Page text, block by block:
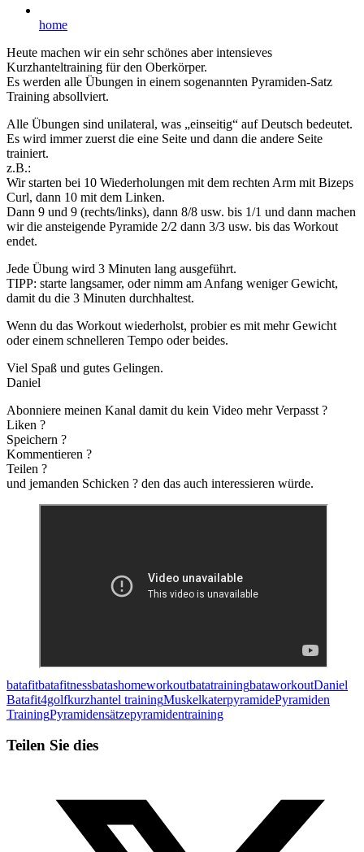
home
Heute machen wir ein sehr schönes aber intensieves
Kurzhanteltraining für den Oberkörper.
Es werden alle Übungen in einem sogenannten Pyramiden-Satz
Training absollviert.
Alle Übungen sind unilateral, was „einseitig“ auf Deutsch bedeutet.
Es wird immer zuerst die eine Seite und dann die andere Seite
trainiert.
z.B.:
Wir starten bei 10 Wiederholungen mit dem rechten Arm mit Bizeps
Curl, dann 10 mit dem Linken.
Dann 9 und 9 (rechts/links), dann 8/8 usw. bis 1/1 und dann machen
wir die ansteigende Pyramide 2/2 dann 3/3 usw. bis das Workout
endet.
Jede Übung wird 3 Minuten lang ausgeführt.
TIPP: starte langsamer, oder nimm am Anfang weniger Gewicht,
damit du die 3 Minuten durchhaltest.
Wenn du das Workout wiederholst, probier es mit mehr Gewicht
oder einem schnelleren Tempo oder beides.
Viel Spaß und gutes Gelingen.
Daniel
Abonniere meinen Kanal damit du kein Video mehr Verpasst ?
Liken ?
Speichern ?
Kommentieren ?
Teilen ?
und jemanden Schicken ? den das auch interessieren würde.
batafitbatafitnessbatashomeworkoutbatatrainingbataworkoutDaniel
Batafit4golfkurzhantel trainingMuskelkaterpyramidePyramiden
TrainingPyramidensätzepyramidentraining
Teilen Sie dies